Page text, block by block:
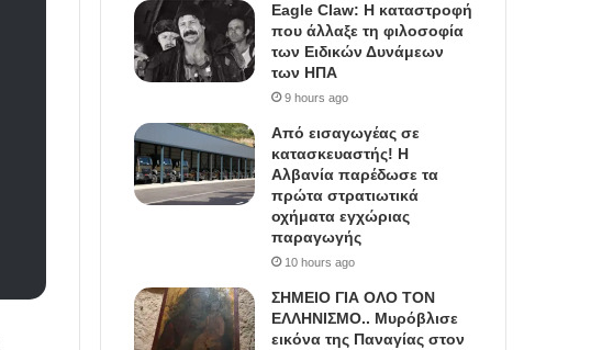
Eagle Claw: Η καταστροφή
που άλλαξε τη φιλοσοφία
των Ειδικών Δυνάμεων
των ΗΠΑ
9 hours ago
Από εισαγωγέας σε
κατασκευαστής! Η
Αλβανία παρέδωσε τα
πρώτα στρατιωτικά
οχήματα εγχώριας
παραγωγής
10 hours ago
ΣΗΜΕΙΟ ΓΙΑ ΟΛΟ ΤΟΝ
ΕΛΛΗΝΙΣΜΟ.. Μυρόβλισε
εικόνα της Παναγίας στον